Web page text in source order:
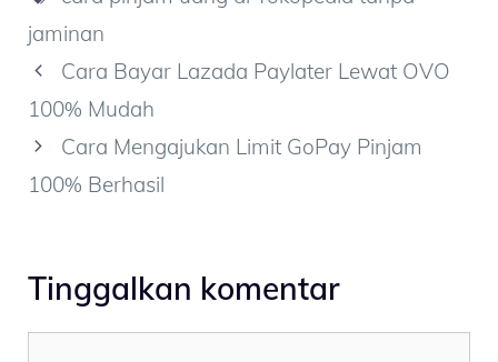
jaminan
Cara Bayar Lazada Paylater Lewat OVO
100% Mudah
Cara Mengajukan Limit GoPay Pinjam
100% Berhasil
Tinggalkan komentar